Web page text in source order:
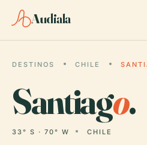
Audiala
DESTINOS CHILE
Santiago.
33° S · 70° W CHILE